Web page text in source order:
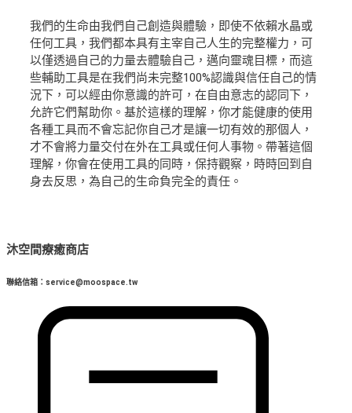
我們的生命由我們自己創造與體驗，即使不依賴水晶或
任何工具，我們都本具有主宰自己人生的完整權力，可
以僅透過自己的力量去體驗自己，邁向靈魂目標，而這
些輔助工具是在我們尚未完整100%認識與信任自己的情
況下，可以經由你意識的許可，在自由意志的認同下，
允許它們幫助你。基於這樣的理解，你才能健康的使用
各種工具而不會忘記你自己才是讓一切有效的那個人，
才不會將力量交付在外在工具或任何人事物。帶著這個
理解，你會在使用工具的同時，保持觀察，時時回到自
身去反思，為自己的生命負完全的責任。
沐空間療癒商店
聯絡信箱：service@moospace.tw